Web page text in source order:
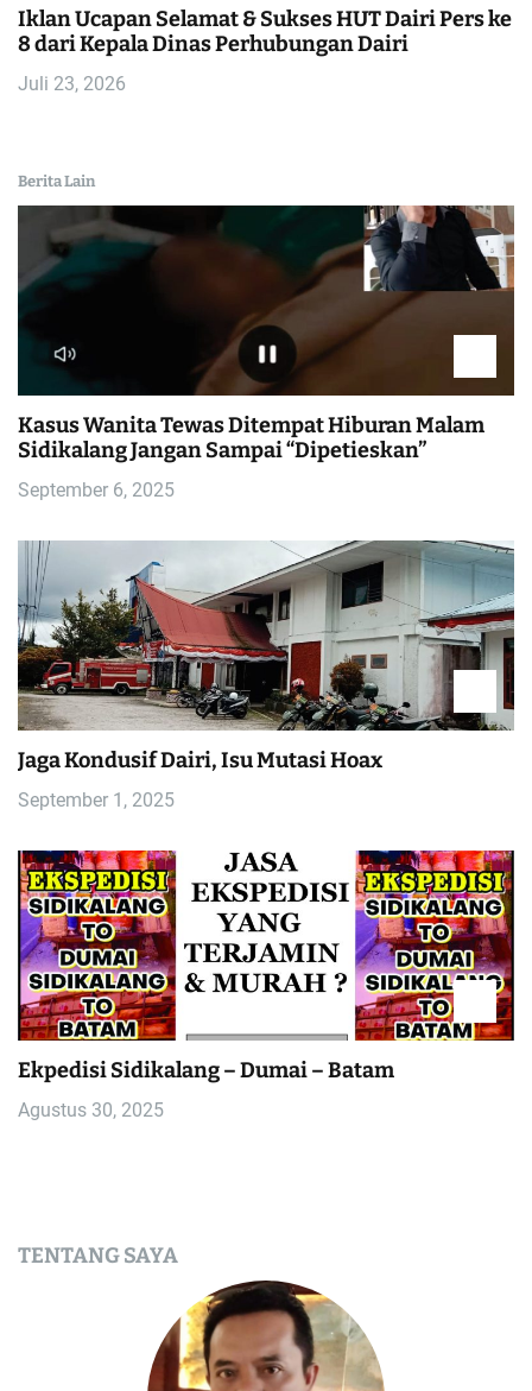
Iklan Ucapan Selamat & Sukses HUT Dairi Pers ke
8 dari Kepala Dinas Perhubungan Dairi
Juli 23, 2026
Berita Lain
Kasus Wanita Tewas Ditempat Hiburan Malam
Sidikalang Jangan Sampai “Dipetieskan”
September 6, 2025
Jaga Kondusif Dairi, Isu Mutasi Hoax
September 1, 2025
Ekpedisi Sidikalang – Dumai – Batam
Agustus 30, 2025
TENTANG SAYA